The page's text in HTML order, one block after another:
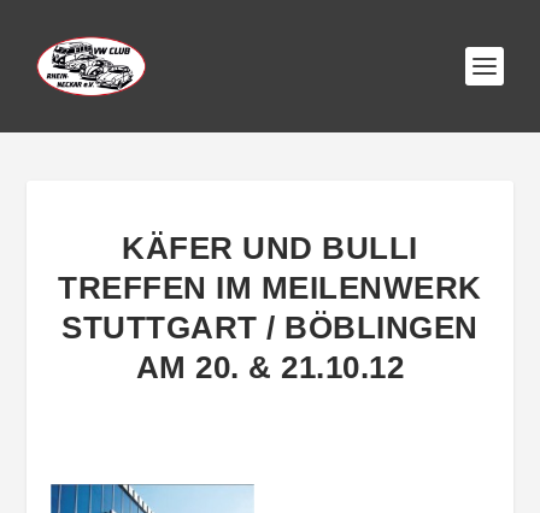
KÄFER UND BULLI
TREFFEN IM MEILENWERK
STUTTGART / BÖBLINGEN
AM 20. & 21.10.12